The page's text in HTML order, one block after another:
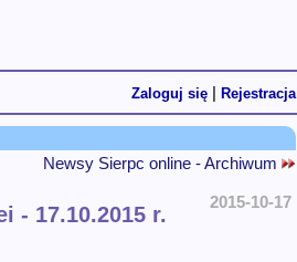
Zaloguj się Rejestracja
Newsy Sierpc online - Archiwum
- 17.10.2015 r. 2015-10-17